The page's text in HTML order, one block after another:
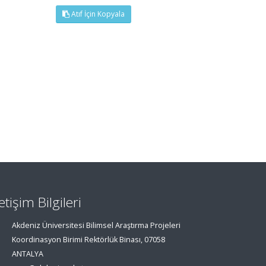
Atıf İçin Kopyala
Bilgileri
Akdeniz Üniversitesi Bilimsel Araştırma Projeleri
Koordinasyon Birimi Rektörlük Binası, 07058
ANTALYA